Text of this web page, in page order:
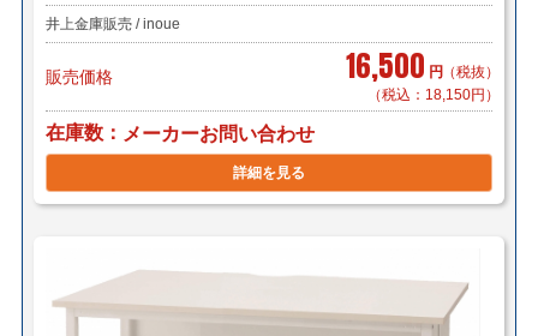
井上金庫販売 / inoue
販売価格 16,500 円 （税抜）
（税込：18,150円）
在庫数 メーカーお問い合わせ
詳細を見る